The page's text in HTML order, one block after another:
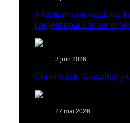
Athlétisme interscolaire:
l’argent pour Lorrain et
3 juin 2026
Comme si le Canadien
27 mai 2026